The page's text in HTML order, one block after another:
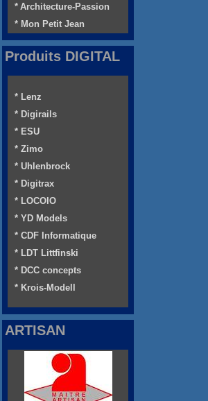
* Architecture-Passion
* Mon Petit Jean
Produits DIGITAL
* Lenz
* Digirails
* ESU
* Zimo
* Uhlenbrock
* Digitrax
* LOCOIO
* YD Models
* CDF Informatique
* LDT Littfinski
* DCC concepts
* Krois-Modell
ARTISAN